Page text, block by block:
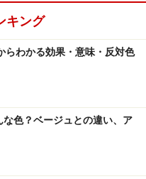
い灰色）、ベージュや
）に分類されます。ベ
イエローは澄んでいま
けられる色名は、この
はそれぞれニュアンス
キング
らわかる効果・意味・反対色
な色？ベージュとの違い、ア